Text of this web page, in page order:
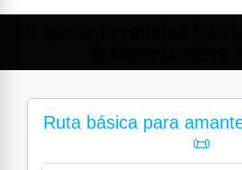
Ruta básica para
📜